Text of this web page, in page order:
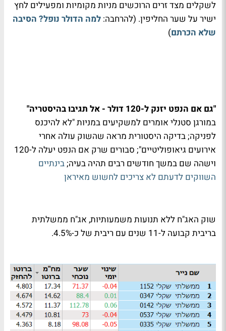
לשקלים מצד זרים הרוכשים מניות מקומיות ומפעילים לחץ
ישיר על שער החליפין. (להרחבה: למה הדולר נופל? הסיבה
שלא הכרתם)
"גם אם הנפט יזנק ל-120 דולר - אל תגיבו בהיסטריה"
במורגן סטנלי אומרים למשקיעים במניות "לא להיכנס
לפניקה; בדיקה היסטורית מראה שהשוק עולה אחרי
אירועים גיאופוליטיים"; סבורים שרק אם הנפט יעלה ל-120
וישהה שם במשך חודשים רבים תהיה בעיה;בינתיים
השווקים לדעתם לא צריכים לחשוש מאיראן
שוק האג"ח ללא תנועות משמעותיות, אג"ח ממשלתית
בריבית קבועה ל-11 שנים עם ריבית של כ-4.5%.